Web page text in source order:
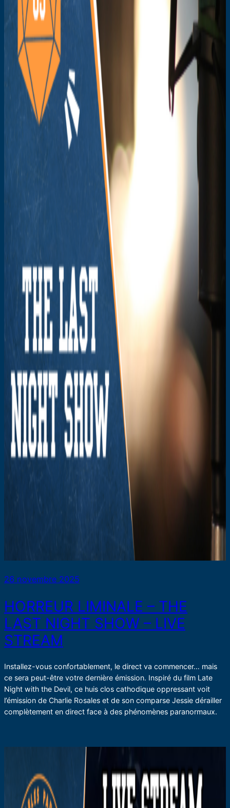
26 novembre 2025
HORREUR LIMINALE – THE
LAST NIGHT SHOW – LIVE
STREAM
Installez-vous confortablement, le direct va commencer… mais
ce sera peut-être votre dernière émission. Inspiré du film Late
Night with the Devil, ce huis clos cathodique oppressant voit
l’émission de Charlie Rosales et de son comparse Jessie dérailler
complètement en direct face à des phénomènes paranormaux.